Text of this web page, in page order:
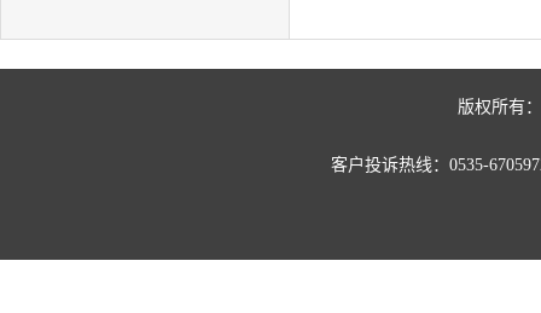
版权所有
客户投诉热线：0535-